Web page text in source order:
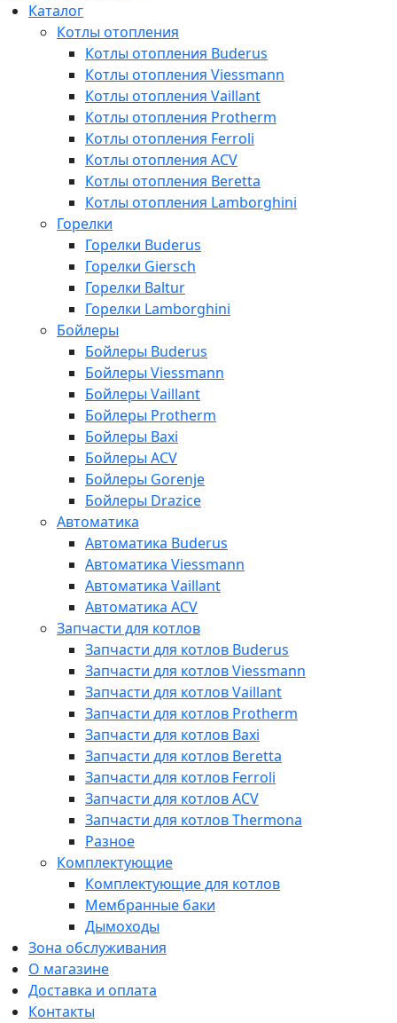
Каталог
Котлы отопления
Котлы отопления Buderus
Котлы отопления Viessmann
Котлы отопления Vaillant
Котлы отопления Protherm
Котлы отопления Ferroli
Котлы отопления ACV
Котлы отопления Beretta
Котлы отопления Lamborghini
Горелки
Горелки Buderus
Горелки Giersch
Горелки Baltur
Горелки Lamborghini
Бойлеры
Бойлеры Buderus
Бойлеры Viessmann
Бойлеры Vaillant
Бойлеры Protherm
Бойлеры Baxi
Бойлеры ACV
Бойлеры Gorenje
Бойлеры Drazice
Автоматика
Автоматика Buderus
Автоматика Viessmann
Автоматика Vaillant
Автоматика ACV
Запчасти для котлов
Запчасти для котлов Buderus
Запчасти для котлов Viessmann
Запчасти для котлов Vaillant
Запчасти для котлов Protherm
Запчасти для котлов Baxi
Запчасти для котлов Beretta
Запчасти для котлов Ferroli
Запчасти для котлов ACV
Запчасти для котлов Thermona
Разное
Комплектующие
Комплектующие для котлов
Мембранные баки
Дымоходы
Зона обслуживания
О магазине
Доставка и оплата
Контакты